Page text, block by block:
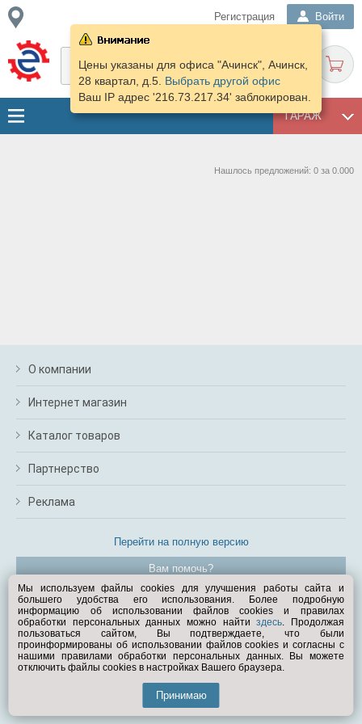
Регистрация Войти
ГАРАЖ
Цены указаны для офиса "Ачинск", Ачинск,
28 квартал, д.5. Выбрать другой офис
Ваш IP адрес '216.73.217.34' заблокирован.
Нашлось предложений: 0 за 0.000
О компании
Интернет магазин
Каталог товаров
Партнерство
Реклама
Перейти на полную версию
Вам помочь?
© Exist.ru 1998—2026
Мы используем файлы cookies для улучшения работы сайта и
большего удобства его использования. Более подробную
информацию об использовании файлов cookies и правилах
обработки персональных данных можно найтиздесь. Продолжая
пользоваться сайтом, Вы подтверждаете, что были
проинформированы об использовании файлов cookies и согласны с
нашими правилами обработки персональных данных. Вы можете
отключить файлы cookies в настройках Вашего браузера.
Принимаю